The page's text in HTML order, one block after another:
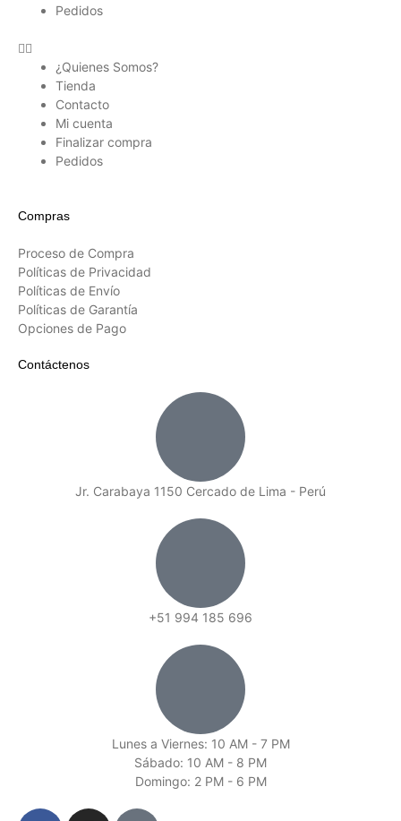
Pedidos
¿Quienes Somos?
Tienda
Contacto
Mi cuenta
Finalizar compra
Pedidos
Compras
Proceso de Compra
Políticas de Privacidad
Políticas de Envío
Políticas de Garantía
Opciones de Pago
Contáctenos
Jr. Carabaya 1150 Cercado de Lima - Perú
+51 994 185 696
Lunes a Viernes: 10 AM - 7 PM
Sábado: 10 AM - 8 PM
Domingo: 2 PM - 6 PM